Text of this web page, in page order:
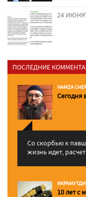
24
ПОСЛЕДНИЕ
HAMZA
Сегодня
Со скорбью к
жизнь идет,
10 лет с